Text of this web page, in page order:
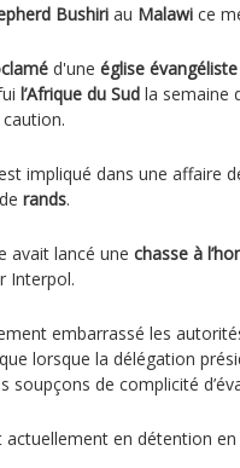
Bushiri au Malawi ce
d'une église évangéliste
l’Afrique du Sud la semaine
impliqué dans une affaire
rands.
avait lancé une chasse à
Interpol.
embarrassé les
lorsque la délégation
soupçons de complicité
en détention en